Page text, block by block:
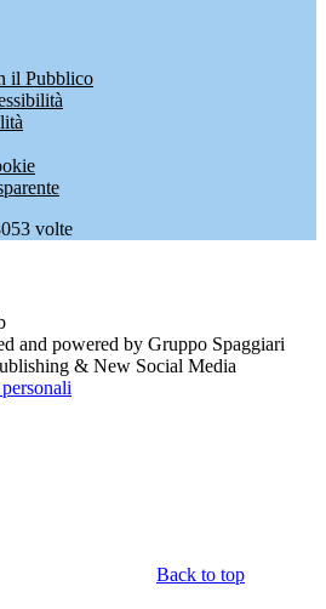
il Pubblico
volte
and powered by Gruppo Spaggiari
& New Social Media
Back to top